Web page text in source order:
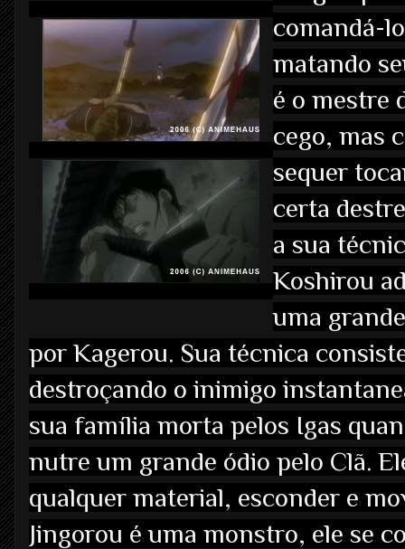
comandá-
matando
é o mestre
cego, mas
sequer
certa
a sua
Koshirou
uma
por Kagerou. Sua técnica
destroçando o inimigo
sua família morta pelos Igas
nutre um grande ódio pelo Clã.
qualquer material, esconder e
Jingorou é uma monstro, ele se